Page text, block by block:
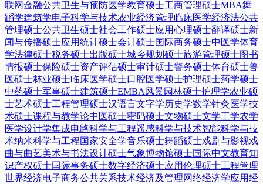
联网金融公共卫生与预防医学教育硕士工商管理硕士MBA舞
蹈学建筑学电子科学与技术农业经济管理临床医学经济法公共
管理硕士公共卫生硕士社会工作硕士应用心理硕士翻译硕士新
闻与传播硕士应用统计硕士会计硕士国际商务硕士中医学体育
学法律硕士税务硕士出版硕士城乡规划硕士旅游管理硕士图书
情报硕士保险硕士资产评估硕士审计硕士警务硕士体育硕士兽
医硕士林业硕士临床医学硕士口腔医学硕士护理硕士药学硕士
中药硕士军事硕士建筑硕士EMBA 风景园林硕士护理学农业硕
士艺术硕士工程管理硕士汉语言文字学历史学数学针灸 医学技
术硕士课程与教学论中医硕士密码硕士文物硕士文学工学农学
医学设计学集成电路科学与工程遥感科学与技术智能科学与技
术纳米科学与工程国家安全学音乐硕士舞蹈硕士戏剧与影视戏
曲与曲艺美术与书法设计硕士气象博物馆硕士国际中文教育知
识产权硕士国际事务硕士数字经济硕士应用伦理硕士工程管理
世界经济电子商务公共关系技术经济及管理网络经济学应用经